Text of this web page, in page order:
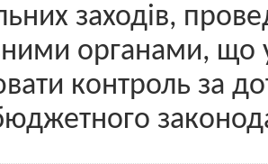
заходів,
органами, що
контроль за